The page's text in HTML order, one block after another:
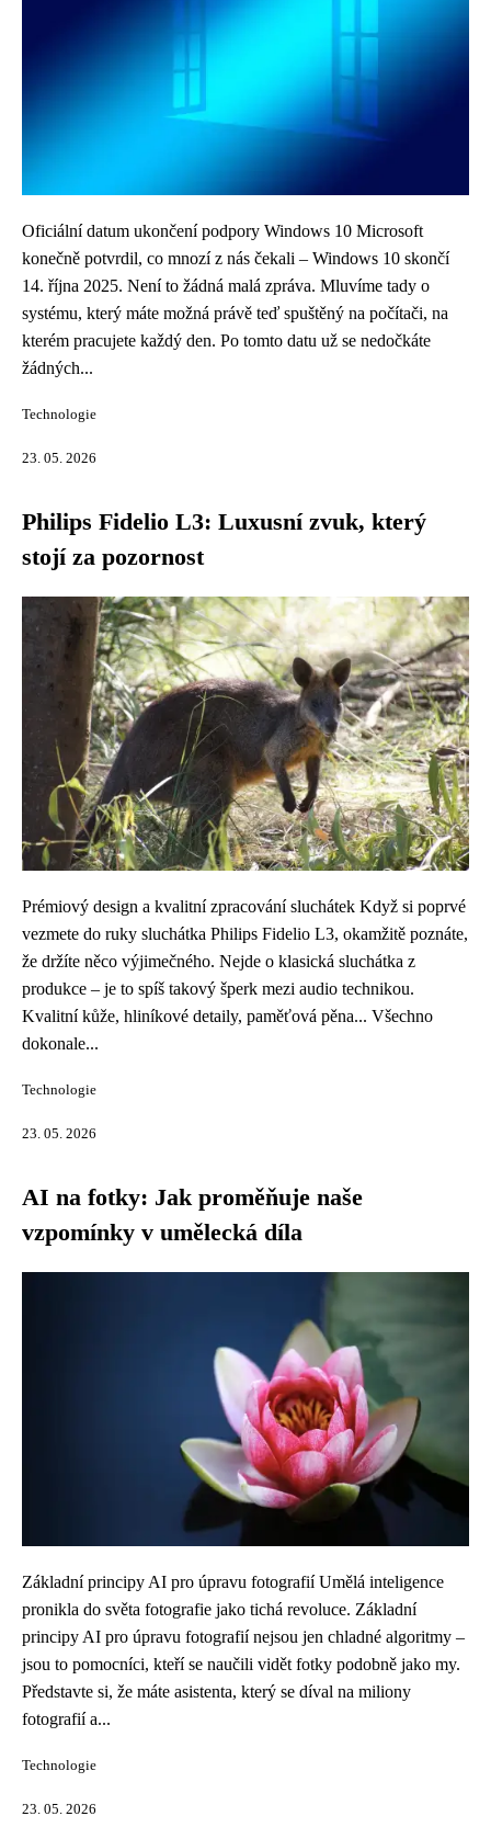
Oficiální datum ukončení podpory Windows 10 Microsoft
konečně potvrdil, co mnozí z nás čekali – Windows 10 skončí
14. října 2025. Není to žádná malá zpráva. Mluvíme tady o
systému, který máte možná právě teď spuštěný na počítači, na
kterém pracujete každý den. Po tomto datu už se nedočkáte
žádných...
Technologie
23. 05. 2026
Philips Fidelio L3: Luxusní zvuk, který
stojí za pozornost
Prémiový design a kvalitní zpracování sluchátek Když si poprvé
vezmete do ruky sluchátka Philips Fidelio L3, okamžitě poznáte,
že držíte něco výjimečného. Nejde o klasická sluchátka z
produkce – je to spíš takový šperk mezi audio technikou.
Kvalitní kůže, hliníkové detaily, paměťová pěna... Všechno
dokonale...
Technologie
23. 05. 2026
AI na fotky: Jak proměňuje naše
vzpomínky v umělecká díla
Základní principy AI pro úpravu fotografií Umělá inteligence
pronikla do světa fotografie jako tichá revoluce. Základní
principy AI pro úpravu fotografií nejsou jen chladné algoritmy –
jsou to pomocníci, kteří se naučili vidět fotky podobně jako my.
Představte si, že máte asistenta, který se díval na miliony
fotografií a...
Technologie
23. 05. 2026